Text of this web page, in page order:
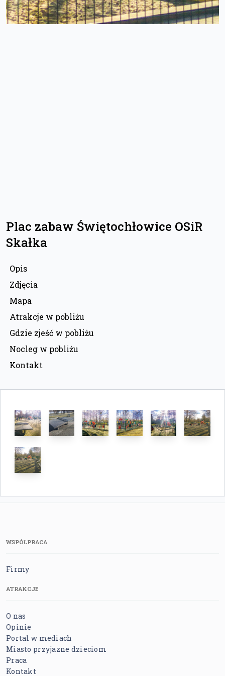
Plac zabaw Świętochłowice OSiR
Skałka
Opis
Zdjęcia
Mapa
Atrakcje w pobliżu
Gdzie zjeść w pobliżu
Nocleg w pobliżu
Kontakt
WSPÓŁPRACA
Firmy
ATRAKCJE
O nas
Opinie
Portal w mediach
Miasto przyjazne dzieciom
Praca
Kontakt